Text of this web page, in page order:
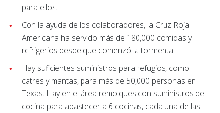
para ellos.
Con la ayuda de los colaboradores, la Cruz Roja
Americana ha servido más de 180,000 comidas y
refrigerios desde que comenzó la tormenta.
Hay suficientes suministros para refugios, como
catres y mantas, para más de 50,000 personas en
Texas. Hay en el área remolques con suministros de
cocina para abastecer a 6 cocinas, cada una de las